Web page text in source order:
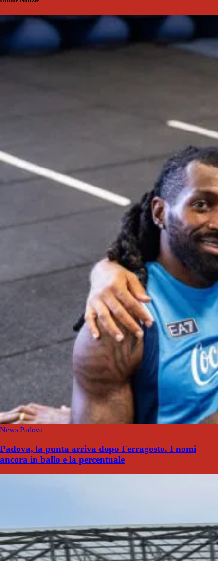
News Padova
Padova, la punta arriva dopo Ferragosto. I nomi
ancora in ballo e la percentuale